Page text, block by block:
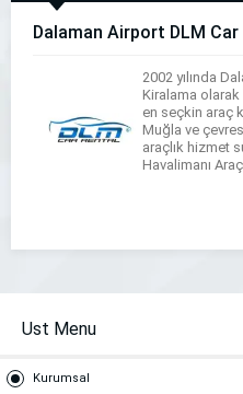
Dalaman Airport DLM Car
2002 yılında
Kiralama olarak
en seçkin araç
Muğla ve
araçlık hizmet
Havalimanı
Ust Menu
Kurumsal